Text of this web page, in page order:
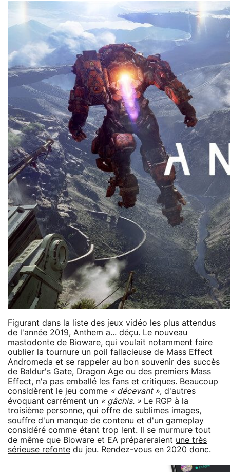
Figurant dans la liste des jeux vidéo les plus attendus
de l'année 2019, Anthem a... déçu. Le nouveau
mastodonte de Bioware, qui voulait notamment faire
oublier la tournure un poil fallacieuse de Mass Effect
Andromeda et se rappeler au bon souvenir des succès
de Baldur's Gate, Dragon Age ou des premiers Mass
Effect, n'a pas emballé les fans et critiques. Beaucoup
considèrent le jeu comme « décevant », d'autres
évoquant carrément un « gâchis. » Le RGP à la
troisième personne, qui offre de sublimes images,
souffre d'un manque de contenu et d'un gameplay
considéré comme étant trop lent. Il se murmure tout
de même que Bioware et EA prépareraient une très
sérieuse refonte du jeu. Rendez-vous en 2020 donc.